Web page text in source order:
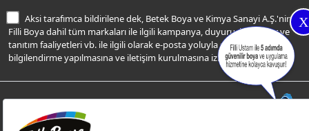
X
KVKK Aydınlatma Metni
Aksi tarafımca bildirilene dek, Betek Boya ve Kimya Sanayi A.Ş.'nin
Filli Boya dahil tüm markaları ile ilgili kampanya, duyuru, hizmetler ve
tanıtım faaliyetleri vb. ile ilgili olarak e-posta yoluyla şahsıma
bilgilendirme yapılmasına ve iletişim kurulmasına izin veriyorum.